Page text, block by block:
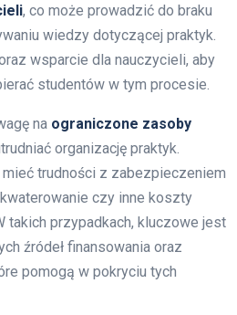
, co może prowadzić do braku
wiedzy dotyczącej praktyk.
wsparcie dla nauczycieli, aby
studentów w tym procesie.
na ograniczone zasoby
organizację praktyk.
trudności z zabezpieczeniem
czy inne koszty
takich przypadkach, kluczowe jest
źródeł finansowania oraz
pomogą w pokryciu tych